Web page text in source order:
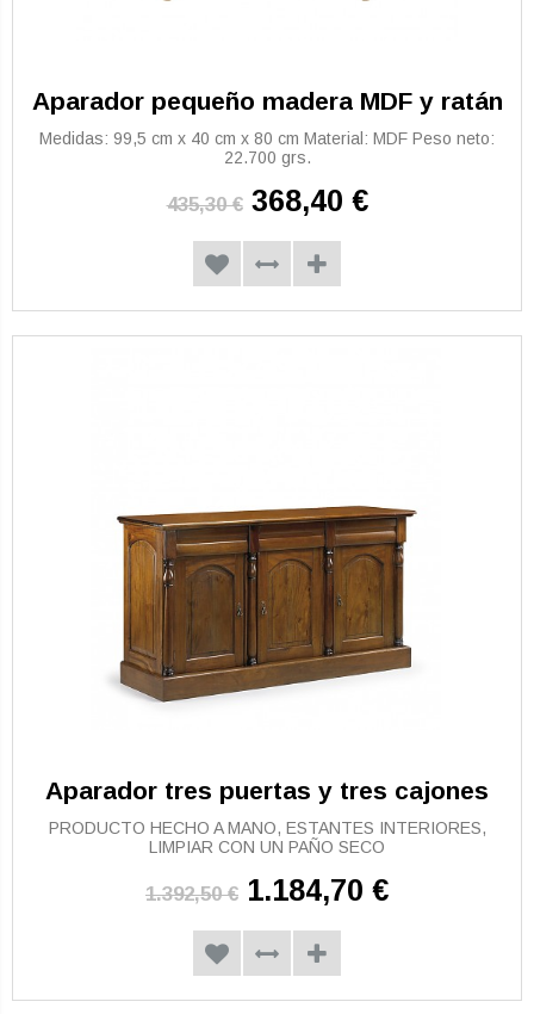
Aparador pequeño madera MDF y ratán
Medidas: 99,5 cm x 40 cm x 80 cm Material: MDF Peso neto:
22.700 grs.
435,30 € 368,40 €
Aparador tres puertas y tres cajones
PRODUCTO HECHO A MANO, ESTANTES INTERIORES,
LIMPIAR CON UN PAÑO SECO
1.392,50 € 1.184,70 €